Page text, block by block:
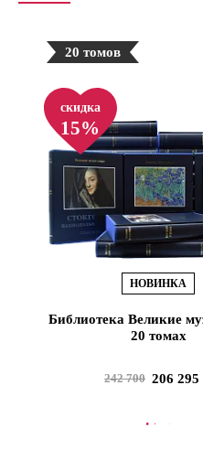
20 томов
скидка
15%
НОВИНКА
Библиотека Великие
20 томах
242 700 206 295
В КОРЗИНУ